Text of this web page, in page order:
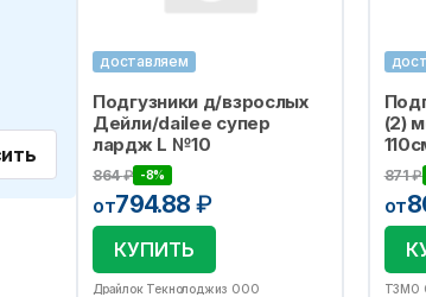
доставляем
Подгузники д/взрослых
Дейли/dailee супер
лардж L №10
864₽ -8%
от794.88 ₽
КУПИТЬ
Драйлок Текнолоджиз ООО
(2)
871₽
от
ТЗМО